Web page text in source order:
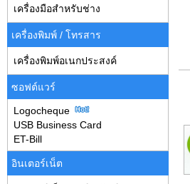
เครื่องมือสำหรับช่าง
เครื่องพิมพ์ / โทรสาร
เครื่องพิมพ์อเนกประสงค์
ซอฟต์แวร์
Logocheque
USB Business Card
ET-Bill
อินเตอร์เน็ต